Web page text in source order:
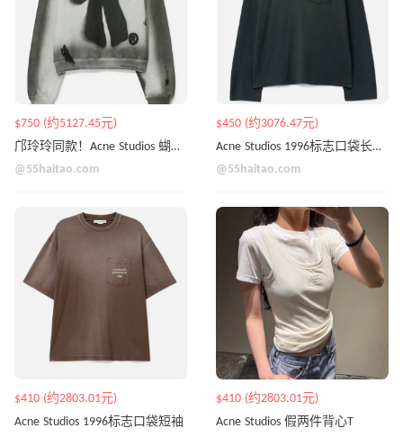
$750 (约5127.45元)
邝玲玲同款！Acne Studios 蝴蝶结卫衣
@55haitao.com
$450 (约3076.47元)
Acne Studios 1996标志口袋长袖T恤
@55haitao.com
$410 (约2803.01元)
Acne Studios 1996标志口袋短袖
$410 (约2803.01元)
Acne Studios 假两件背心T